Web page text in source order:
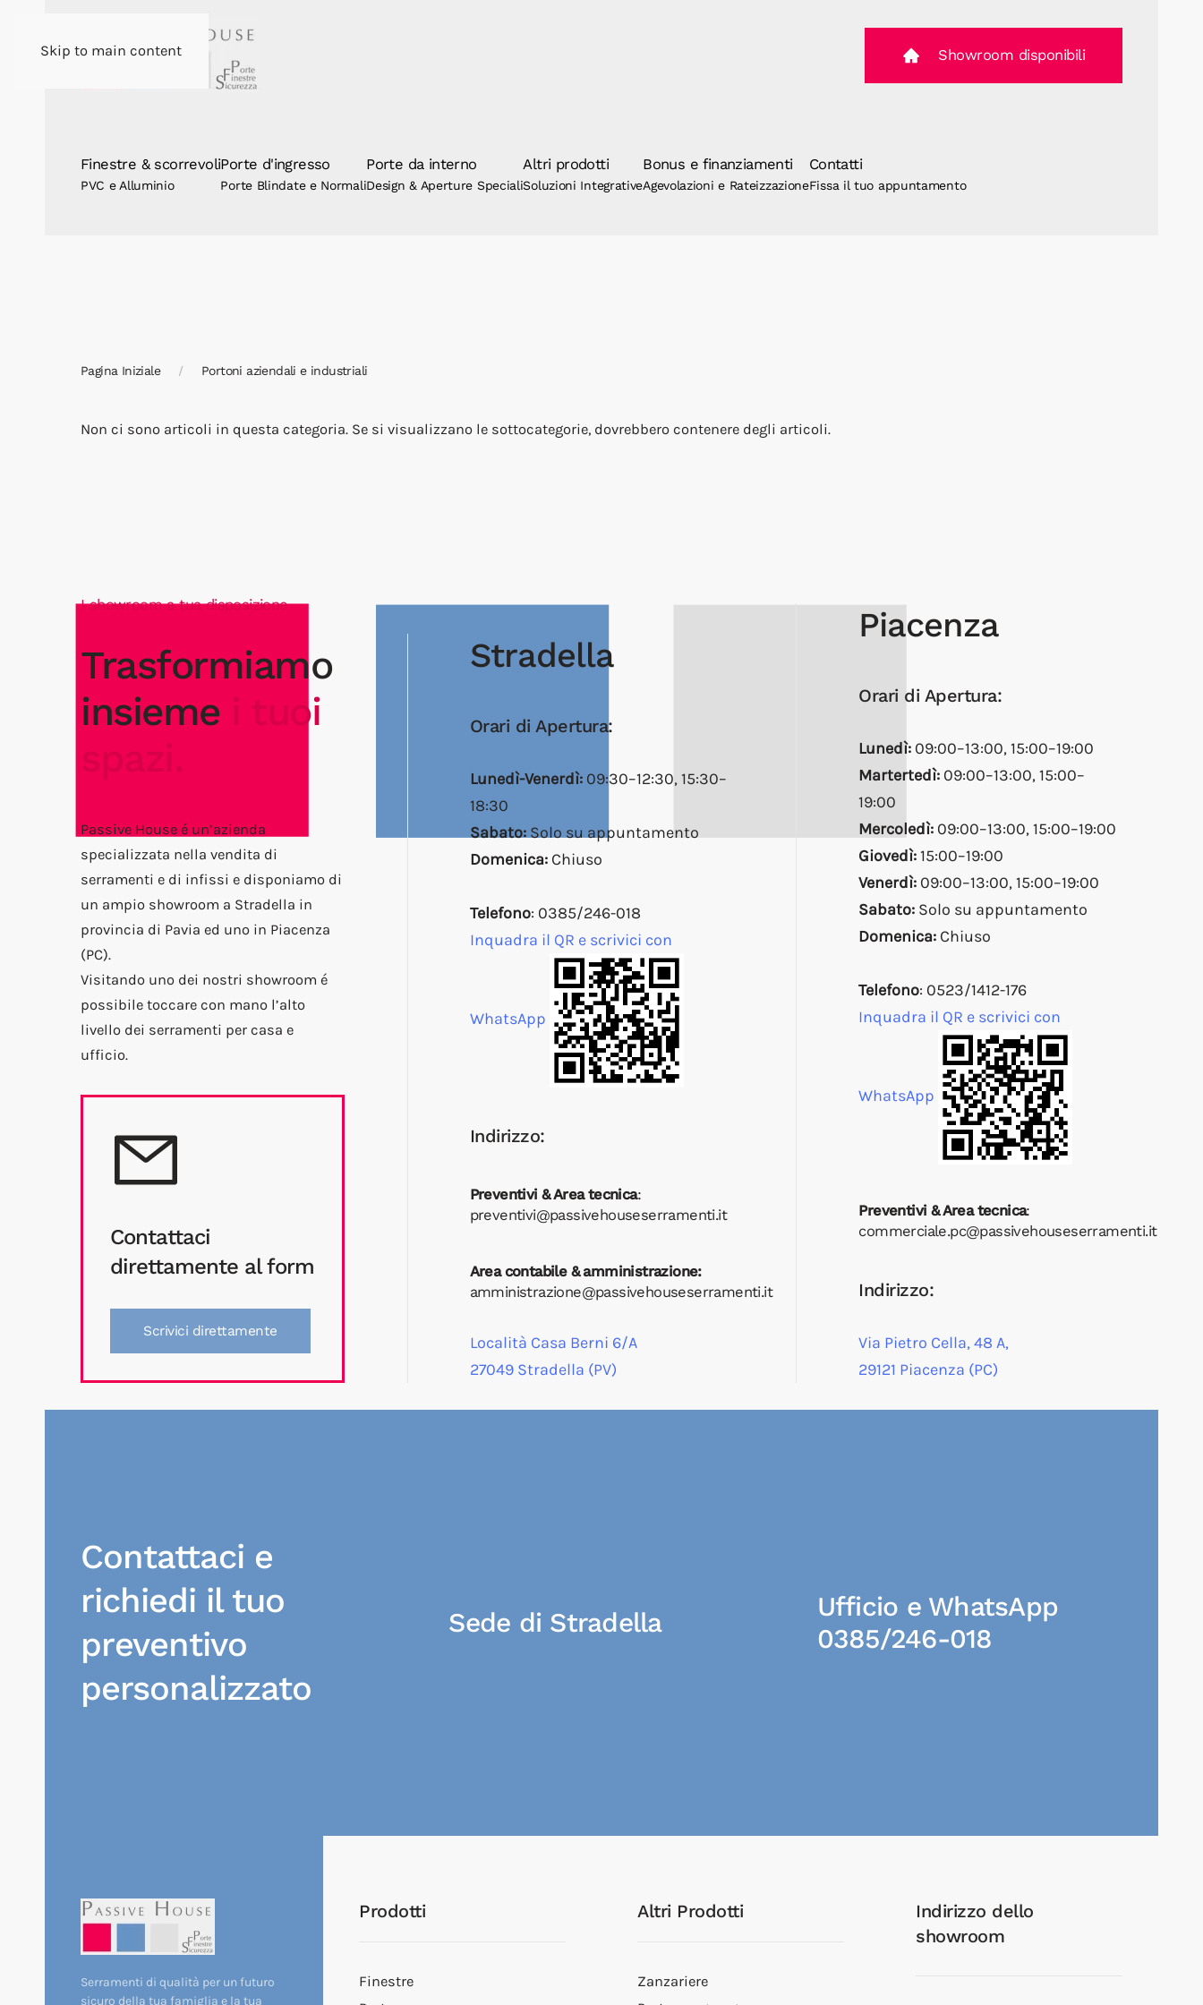
Skip to main content Showroom disponibili
Finestre & scorrevoli
PVC e Alluminio
Porte d'ingresso
Porte Blindate e Normali
Porte da interno
Design & Aperture Speciali
Altri prodotti
Soluzioni Integrative
Bonus e finanziamenti
Agevolazioni e Rateizzazione
Contatti
Fissa il tuo appuntamento
Pagina Iniziale Portoni aziendali e industriali
Non ci sono articoli in questa categoria. Se si visualizzano le sottocategorie, dovrebbero contenere degli articoli.
I showroom a tua disposizione
Trasformiamo
insiemei tuoi
spazi.
Passive House é un’azienda
specializzata nella vendita di
serramenti e di infissi e disponiamo di
un ampio showroom a Stradella in
provincia di Pavia ed uno in Piacenza
(PC).
Visitando uno dei nostri showroom é
possibile toccare con mano l’alto
livello dei serramenti per casa e
ufficio.
Contattaci
direttamente al form
Scrivici direttamente
Stradella
Orari di Apertura:
Lunedì-Venerdì:09:30–12:30, 15:30–
18:30
Sabato:Solo su appuntamento
Domenica:Chiuso
Telefono: 0385/246-018
Inquadra il QR e scrivici con
WhatsApp
Indirizzo:
Preventivi & Area tecnica:
preventivi@passivehouseserramenti.it
Area contabile & amministrazione:
amministrazione@passivehouseserramenti.it
Località Casa Berni 6/A
27049 Stradella (PV)
Piacenza
Orari di Apertura:
Lunedì: 09:00–13:00, 15:00–19:00
Martertedì: 09:00–13:00, 15:00–
19:00
Mercoledì: 09:00–13:00, 15:00–19:00
Giovedì:15:00–19:00
Venerdì: 09:00–13:00, 15:00–19:00
Sabato: Solo su appuntamento
Domenica: Chiuso
Telefono: 0523/1412-176
Inquadra il QR e scrivici con
WhatsApp
Preventivi & Area tecnica:
commerciale.pc@passivehouseserramenti.it
Indirizzo:
Via Pietro Cella, 48 A,
29121 Piacenza (PC)
Contattaci e
richiedi il tuo
preventivo
personalizzato
Sede di Stradella
Ufficio e WhatsApp
0385/246-018
Serramenti di qualità per un futuro
sicuro della tua famiglia e la tua
Prodotti
Finestre
Altri Prodotti
Zanzariere
Indirizzo dello
showroom